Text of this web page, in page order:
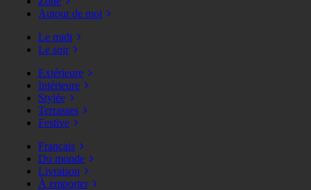
Autour de moi
Le midi
Le soir
Extérieure
Intérieure
Stylée
Terrasses
Festive
Français
Du monde
Livraison
À emporter